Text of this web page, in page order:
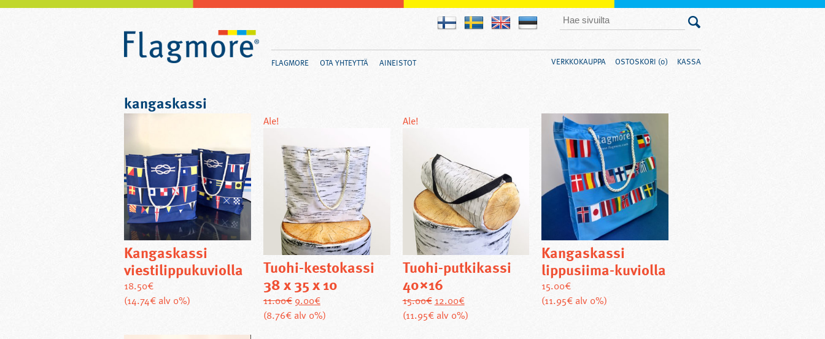
FLAGMORE OTA YHTEYTTÄ AINEISTOT VERKKOKAUPPA OSTOSKORI (0) KASSA
kangaskassi
Kangaskassi
viestilippukuviolla
18.50€
(14.74€ alv 0%)
Ale!
Tuohi-kestokassi
38 x 35 x 10
11.00€ Alkuperäinen
hinta
9.00€Nykyinen
hinta
(8.76€ alv 0%)
Ale!
Tuohi-putkikassi
40×16
15.00€ Alkuperäinen
hinta
12.00€Nykyinen
hinta
(11.95€ alv 0%)
Kangaskassi
lippusiima-kuviolla
15.00€
(11.95€ alv 0%)